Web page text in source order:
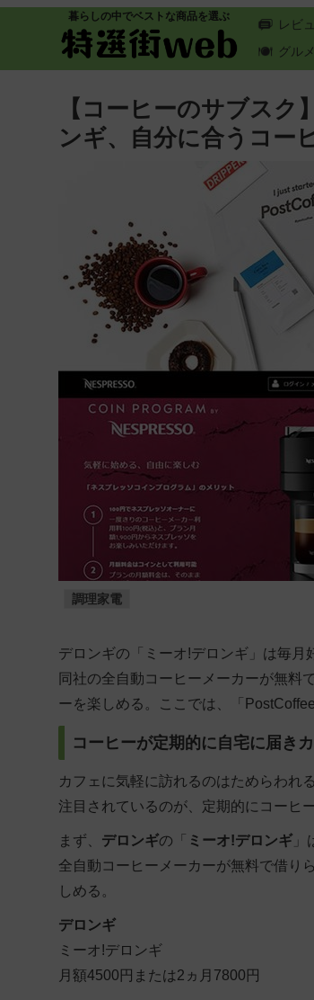
暮らしの中でベストな商品を選ぶ
レビ
グル
【コーヒーのサブス
ンギ、自分に合うコー
調理家電
デロンギの「ミーオ!デロンギ」は毎月
同社の全自動コーヒーメーカーが無料
ーを楽しめる。ここでは、「
コーヒーが定期的に自宅に届き
カフェに気軽に訪れるのはためらわれ
注目されているのが、定期的にコーヒ
まず、 デロンギの「 ミーオ!デロンギ
全自動コーヒーメーカーが無料で借り
しめる。
デロンギ
ミーオ!デロンギ
月額4500円または2ヵ月7800円